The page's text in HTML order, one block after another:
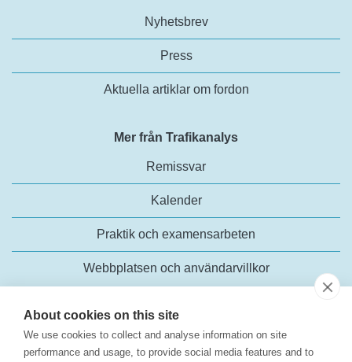
About cookies on this site
We use cookies to collect and analyse information on site
performance and usage, to provide social media features and to
Nyhetsbrev
Press
Aktuella artiklar om fordon
Mer från Trafikanalys
Remissvar
Kalender
Praktik och examensarbeten
Webbplatsen och användarvillkor